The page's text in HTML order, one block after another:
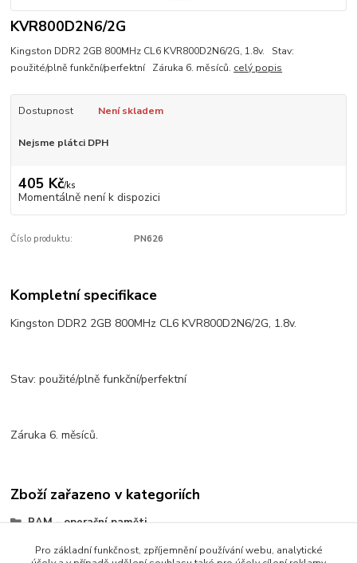
KVR800D2N6/2G
Kingston DDR2 2GB 800MHz CL6 KVR800D2N6/2G, 1.8v. Stav:
použité/plně funkční/perfektní Záruka 6. měsíců. celý popis
Dostupnost Není skladem
Nejsme plátci DPH
405 Kč/ks
Momentálně není k dispozici
Číslo produktu: PN626
Kompletní specifikace
Kingston DDR2 2GB 800MHz CL6 KVR800D2N6/2G, 1.8v.
Stav: použité/plně funkční/perfektní
Záruka 6. měsíců.
Zboží zařazeno v kategoriích
RAM - operační paměti
Paměti do PC
Pro základní funkčnost, zpříjemnění používání webu, analytické